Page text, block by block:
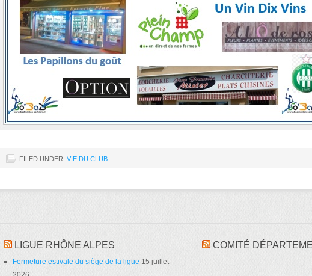
FILED UNDER: VIE DU CLUB
LIGUE RHÔNE ALPES
Fermeture estivale du siège de la ligue 15 juillet
COMITÉ